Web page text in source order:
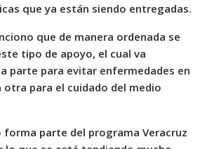
que ya están siendo entregadas.
que de manera ordenada se
tipo de apoyo, el cual va
parte para evitar enfermedades en
otra para el cuidado del medio
parte del programa Veracruz